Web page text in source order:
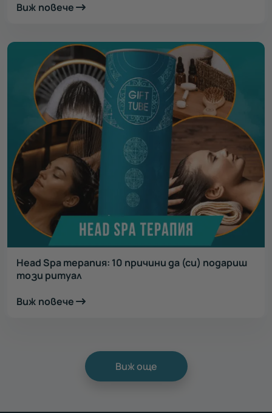
Виж повече
Head Spa терапия: 10 причини да (си) подариш
този ритуал
Виж повече
Виж още